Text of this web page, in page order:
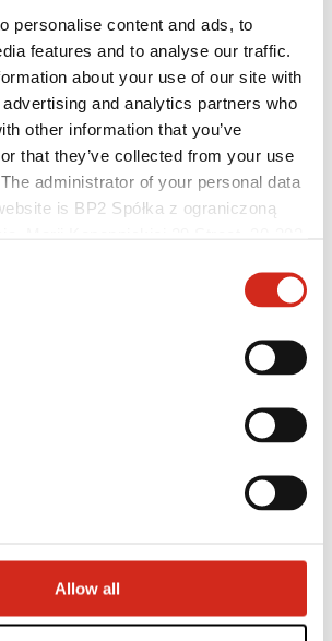
personalise content and ads, to
features and to analyse our traffic.
about your use of our site with
and analytics partners who
other information that you’ve
that they’ve collected from your use
administrator of your personal data
is BP2 Spółka z ograniczoną
Allow all
linki
kolorystyka i gwarancje
gwarancji
i inspiracje
do pobrania
wiedzy
kupić?
wykonawcę
BIM
Zadawane Pytania (FAQ)
Lojalnościowy BPoints